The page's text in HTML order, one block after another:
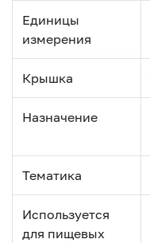
Единицы
измерения
Крышка
Назначение
Тематика
Используется
для пищевых